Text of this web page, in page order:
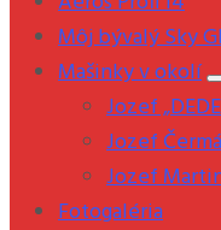
Môj bývalý Sky
Mašinky v okolí
Jozef
Jozef
Jozef
Fotogaléria